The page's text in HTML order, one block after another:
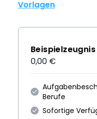
Vorlagen
0,00 €
Berufe
Sofortige